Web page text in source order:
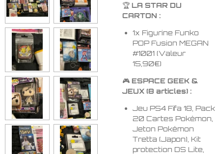
🏆 LA STAR DU
CARTON :
1x Figurine Funko
POP Fusion MEGAN
#1001 (Valeur
15,90€)
🎮 ESPACE GEEK &
JEUX (8 articles) :
Jeu PS4 Fifa 18, Pack
20 Cartes Pokémon,
Jeton Pokémon
Tretta (Japon), Kit
protection DS Lite,